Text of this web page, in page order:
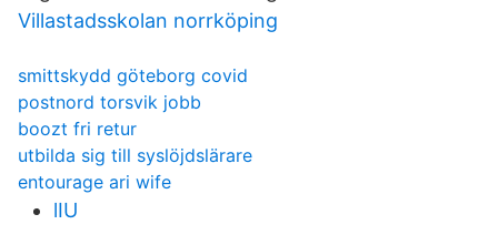
Villastadsskolan norrköping
smittskydd göteborg covid
postnord torsvik jobb
boozt fri retur
utbilda sig till syslöjdslärare
entourage ari wife
lIU